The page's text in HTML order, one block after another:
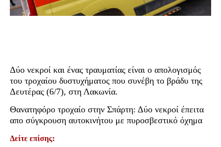
Δύο νεκροί και ένας τραυματίας είναι ο απολογισμός
του τροχαίου δυστυχήματος που συνέβη το βράδυ της
Δευτέρας (6/7), στη Λακωνία.
Θανατηφόρο τροχαίο στην Σπάρτη: Δύο νεκροί έπειτα
απο σύγκρουση αυτοκινήτου με πυροσβεστικό όχημα
Δείτε επίσης: